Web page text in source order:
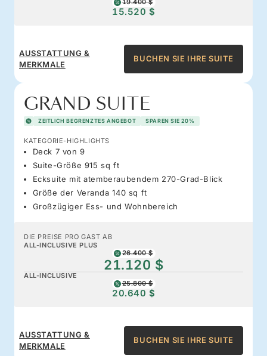
19.400 $
15.520 $
AUSSTATTUNG &
MERKMALE
BUCHEN SIE IHRE SUITE
GRAND SUITE
ZEITLICH BEGRENZTES ANGEBOT SPAREN SIE 20%
KATEGORIE-HIGHLIGHTS
Deck 7 von 9
Suite-Größe 915 sq ft
Ecksuite mit atemberaubendem 270-Grad-Blick
Größe der Veranda 140 sq ft
Großzügiger Ess- und Wohnbereich
DIE PREISE PRO GAST AB
ALL-INCLUSIVE PLUS
26.400 $
21.120 $
ALL-INCLUSIVE
25.800 $
20.640 $
AUSSTATTUNG &
MERKMALE
BUCHEN SIE IHRE SUITE